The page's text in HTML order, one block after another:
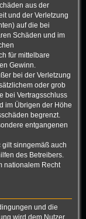
aus der
und der Verletzung
auf die bei
Schäden und im
für mittelbare
Gewinn.
bei der Verletzung
oder grob
bei Vertragsschluss
im Übrigen der Höhe
begrenzt.
entgangenen
gilt sinngemäß auch
des Betreibers.
nationalem Recht
und die
wird dem Nutzer